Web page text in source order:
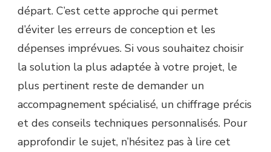
départ. C’est cette approche qui permet
d’éviter les erreurs de conception et les
dépenses imprévues. Si vous souhaitez choisir
la solution la plus adaptée à votre projet, le
plus pertinent reste de demander un
accompagnement spécialisé, un chiffrage précis
et des conseils techniques personnalisés. Pour
approfondir le sujet, n’hésitez pas à lire cet